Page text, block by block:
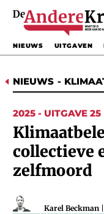
NIEUWS UITGAVEN
D NIEUWS -
2025 - UITGAVE 25
collectieve
zelfmoord
Karel Beckman